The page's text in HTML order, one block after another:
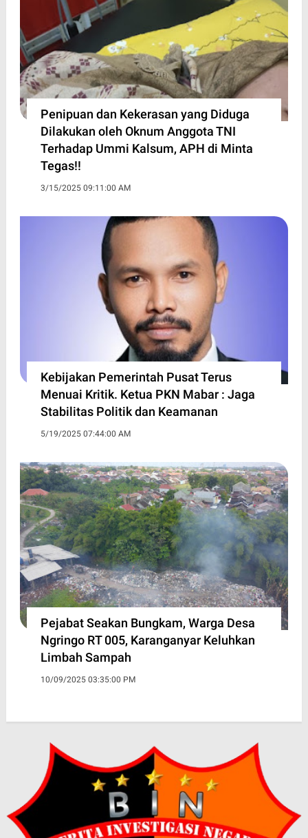
Penipuan dan Kekerasan yang Diduga
Dilakukan oleh Oknum Anggota TNI
Terhadap Ummi Kalsum, APH di Minta
Tegas!!
3/15/2025 09:11:00 AM
Kebijakan Pemerintah Pusat Terus
Menuai Kritik. Ketua PKN Mabar : Jaga
Stabilitas Politik dan Keamanan
5/19/2025 07:44:00 AM
Pejabat Seakan Bungkam, Warga Desa
Ngringo RT 005, Karanganyar Keluhkan
Limbah Sampah
10/09/2025 03:35:00 PM